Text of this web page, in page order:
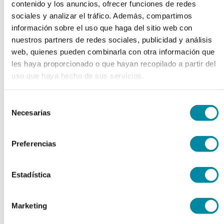
contenido y los anuncios, ofrecer funciones de redes
sociales y analizar el tráfico. Además, compartimos
información sobre el uso que haga del sitio web con
nuestros partners de redes sociales, publicidad y análisis
web, quienes pueden combinarla con otra información que
les haya proporcionado o que hayan recopilado a partir del
uso que haya hecho de sus servicios.
Necesarias
Preferencias
Estadística
Marketing
chevron_right
adquiriendo este producto
FORMOL 40 %